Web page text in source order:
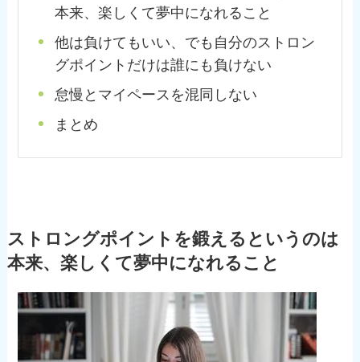
本来、楽しくて夢中になれること
他は負けてもいい、でも自分のストロン
グポイントだけは誰にも負けない
怠慢とマイペースを混同しない
まとめ
ストロングポイントを鍛えるというのは
本来、楽しくて夢中になれること